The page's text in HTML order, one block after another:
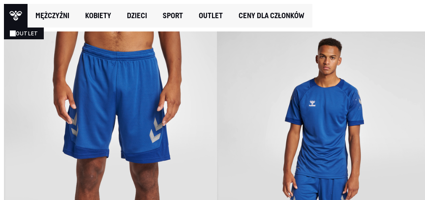
MĘŻCZYŹNI KOBIETY DZIECI SPORT OUTLET CENY DLA CZŁONKÓW
OUTLET